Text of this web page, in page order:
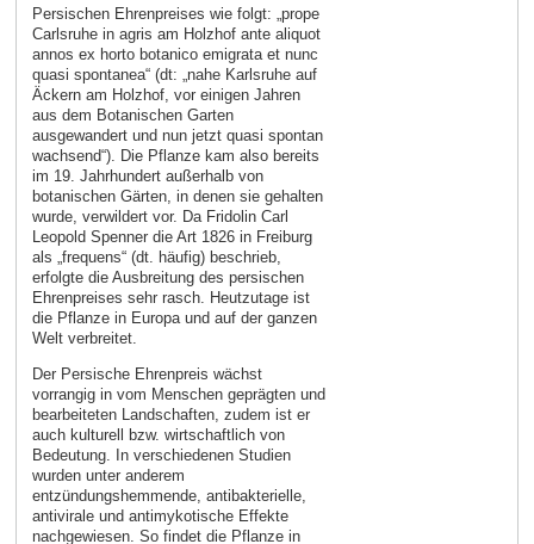
Persischen Ehrenpreises wie folgt: „prope
Carlsruhe in agris am Holzhof ante aliquot
annos ex horto botanico emigrata et nunc
quasi spontanea“ (dt: „nahe Karlsruhe auf
Äckern am Holzhof, vor einigen Jahren
aus dem Botanischen Garten
ausgewandert und nun jetzt quasi spontan
wachsend“). Die Pflanze kam also bereits
im 19. Jahrhundert außerhalb von
botanischen Gärten, in denen sie gehalten
wurde, verwildert vor. Da Fridolin Carl
Leopold Spenner die Art 1826 in Freiburg
als „frequens“ (dt. häufig) beschrieb,
erfolgte die Ausbreitung des persischen
Ehrenpreises sehr rasch. Heutzutage ist
die Pflanze in Europa und auf der ganzen
Welt verbreitet.
Der Persische Ehrenpreis wächst
vorrangig in vom Menschen geprägten und
bearbeiteten Landschaften, zudem ist er
auch kulturell bzw. wirtschaftlich von
Bedeutung. In verschiedenen Studien
wurden unter anderem
entzündungshemmende, antibakterielle,
antivirale und antimykotische Effekte
nachgewiesen. So findet die Pflanze in